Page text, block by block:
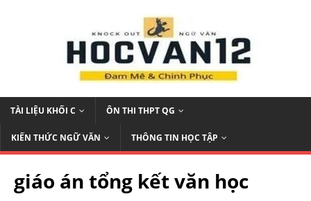
TÀI LIỆU KHỐI C ÔN THI THPT QG
KIẾN THỨC NGỮ VĂN THÔNG TIN HỌC TẬP
giáo án tổng kết văn học